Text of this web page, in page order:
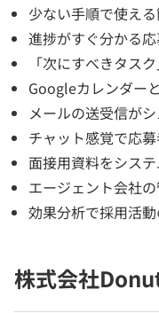
少ない手順で使え
進捗がすぐ分かる
「次にすべきタス
Googleカレンダー
メールの送受信が
チャット感覚で応
面接用資料をシス
エージェント会社
効果分析で採用活
株式会社